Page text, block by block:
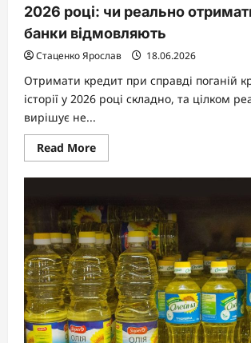
2026 році: чи реально
банки відмовляють
Стаценко Ярослав 18.06.2026
Отримати кредит при справді поганій
історії у 2026 році складно, та цілком
вирішує не...
Read MoreRead
more
Кредит
поганій
кредитній
історії
у
2026
році:
чи
реально
отримати,
коли
банки
відмовляють